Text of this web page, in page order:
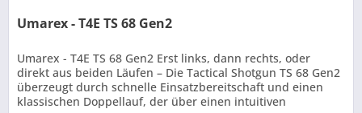
Umarex - T4E TS 68 Gen2
Umarex - T4E TS 68 Gen2 Erst links, dann rechts, oder
direkt aus beiden Läufen – Die Tactical Shotgun TS 68 Gen2
überzeugt durch schnelle Einsatzbereitschaft und einen
klassischen Doppellauf, der über einen intuitiven